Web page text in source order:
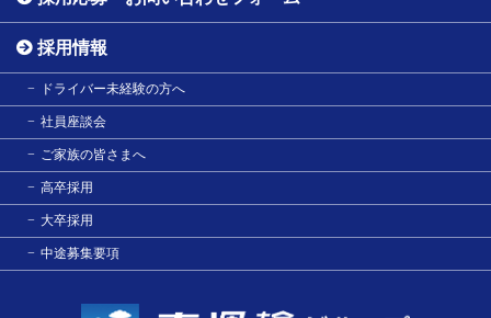
採用情報
ドライバー未経験の方へ
社員座談会
ご家族の皆さまへ
高卒採用
大卒採用
中途募集要項